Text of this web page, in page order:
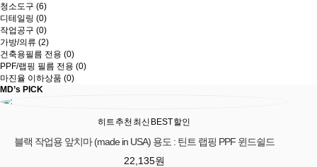
청소도구 (6)
디테일링 (0)
작업공구 (0)
가방/의류 (2)
건축용필름 전용 (0)
PPF/랩핑 필름 전용 (0)
마진율 이하상품 (0)
MD’s PICK
히트 추천 최신 BEST할인
블랙 작업용 앞치마 (made in USA) 용도 : 틴트 랩핑 PPF 윈드쉴드
22,135원